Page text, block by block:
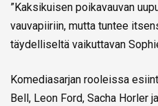
”Kaksikuisen poikavauvan
vauvapiiriin, mutta tuntee
täydelliseltä vaikuttavan
Komediasarjan rooleissa
Bell, Leon Ford, Sacha Horler